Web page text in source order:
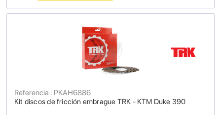
Kit discos de fricción embrague TRK - KTM Duke 390
Referencia : PKAH6886